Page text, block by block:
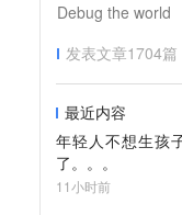
Debug the world
发表文章1704篇
最近内容
年轻人不想生孩
了。。。
11小时前